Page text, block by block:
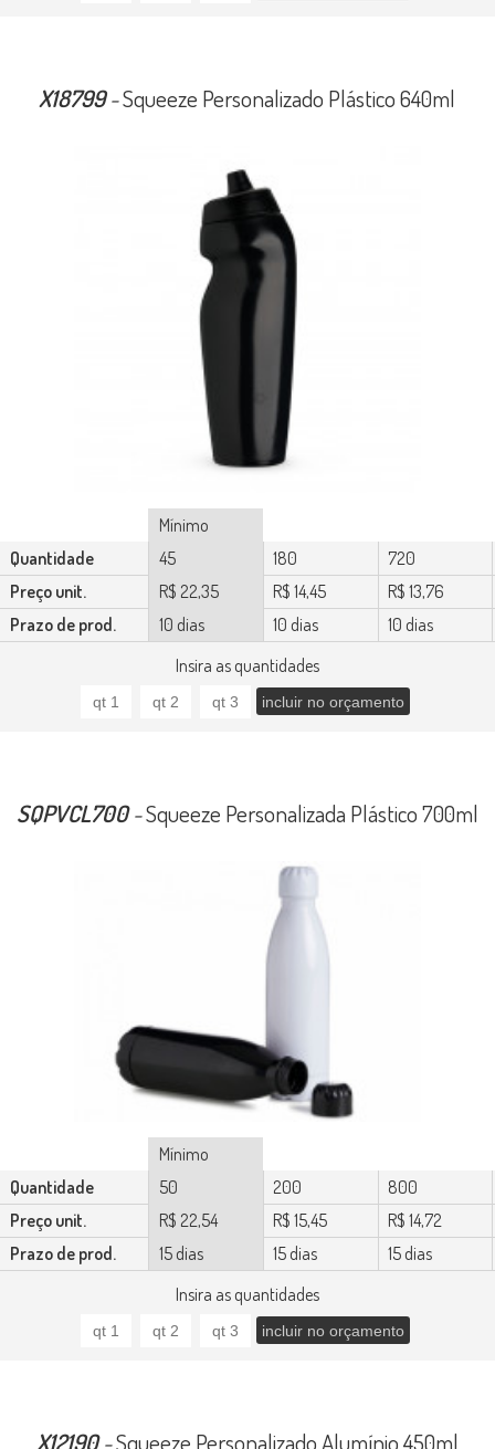
Insira as quantidades
X18799-Squeeze Personalizado Plástico 640ml
Mínimo
Quantidade
45 180
720
Preço unit.
R$ 22,35 R$ 14,45
R$ 13,76
Prazo de prod.
10 dias 10 dias 10 dias
Insira as quantidades
SQPVCL700-Squeeze Personalizada Plástico 700ml
Mínimo
Quantidade
50 200
800
Preço unit.
R$ 22,54 R$ 15,45
R$ 14,72
Prazo de prod.
15 dias 15 dias 15 dias
X12190-Squeeze Personalizado Alumínio 450ml